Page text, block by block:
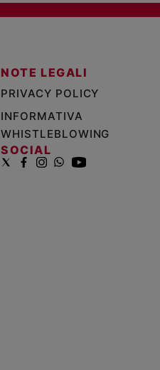
NOTE LEGALI
PRIVACY POLICY
INFORMATIVA
WHISTLEBLOWING
SOCIAL